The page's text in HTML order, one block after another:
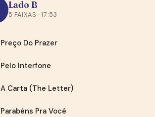
Lado B
5 FAIXAS · 17:53
Preço Do Prazer
Pelo Interfone
A Carta (The Letter)
Parabéns Pra Você